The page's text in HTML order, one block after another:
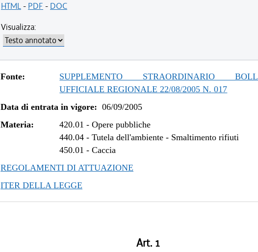
HTML- PDF - DOC
Visualizza:
Fonte:
SUPPLEMENTO STRAORDINARIO
UFFICIALE REGIONALE 22/08/2005 N. 017
Data di entrata in vigore: 06/09/2005
Materia:
420.01 -Opere pubbliche
440.04 -Tutela dell'ambiente - Smaltimento rifiuti
450.01 -Caccia
REGOLAMENTI DI ATTUAZIONE
ITER DELLA LEGGE
Art. 1